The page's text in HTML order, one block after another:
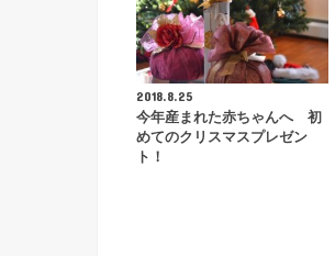
2018.8.25
今年産まれた赤ちゃんへ 初
めてのクリスマスプレゼン
ト！